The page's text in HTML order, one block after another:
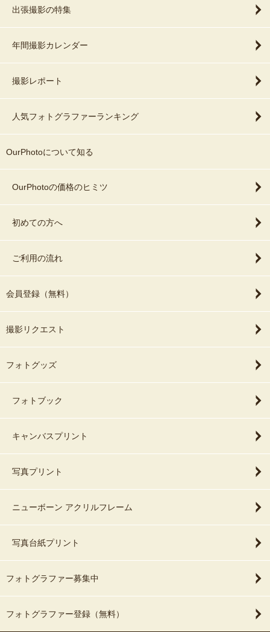
出張撮影の特集
年間撮影カレンダー
撮影レポート
人気フォトグラファーランキング
OurPhotoについて知る
OurPhotoの価格のヒミツ
初めての方へ
ご利用の流れ
会員登録（無料）
撮影リクエスト
フォトグッズ
フォトブック
キャンバスプリント
写真プリント
ニューボーン アクリルフレーム
写真台紙プリント
フォトグラファー募集中
フォトグラファー登録（無料）